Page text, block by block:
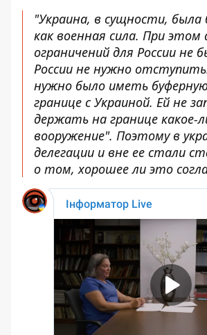
"Украина, в сущности, была
как военная сила. При этом
ограничений для России не
России не нужно
нужно было иметь
границе с Украиной. Ей не
держать на границе какое-
вооружение". Поэтому в
делегации и вне ее стали
о том, хорошее ли это